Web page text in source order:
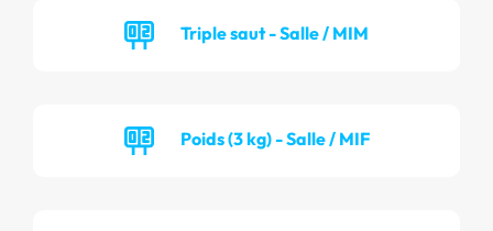
Triple saut - Salle / MIM
Poids (3 kg) - Salle / MIF